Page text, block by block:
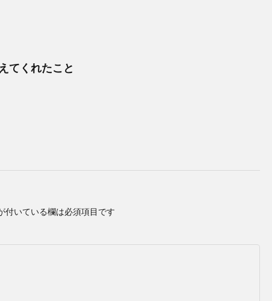
てくれたこと
付いている欄は必須項目です